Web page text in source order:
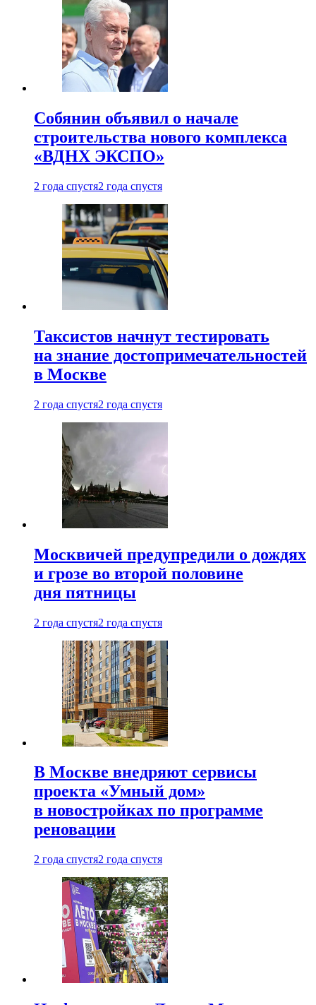
Собянин объявил о начале
строительства нового комплекса
«ВДНХ ЭКСПО»
2 года спустя2 года спустя
Таксистов начнут тестировать
на знание достопримечательностей
в Москве
2 года спустя2 года спустя
Москвичей предупредили о дождях
и грозе во второй половине
дня пятницы
2 года спустя2 года спустя
В Москве внедряют сервисы
проекта «Умный дом»
в новостройках по программе
реновации
2 года спустя2 года спустя